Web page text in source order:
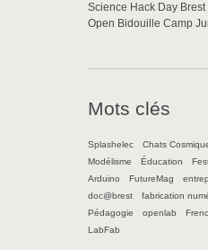
Science Hack Day Brest
Open Bidouille Camp
Mots clés
Splashelec Chats
Modélisme
Éducation
Arduino
FutureMag
doc@brest
fabrication
Pédagogie
openlab
LabFab